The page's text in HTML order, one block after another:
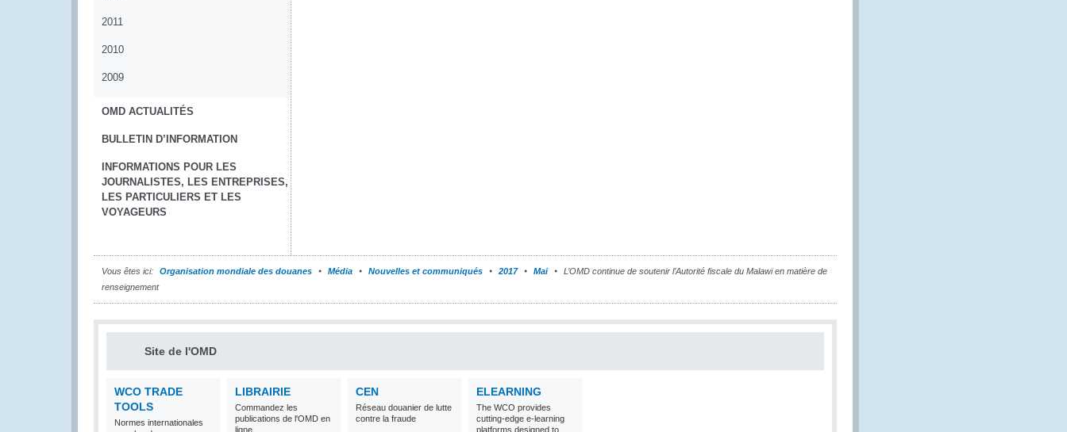
2011
2010
2009
OMD ACTUALITÉS
BULLETIN D’INFORMATION
INFORMATIONS POUR LES
JOURNALISTES, LES ENTREPRISES,
LES PARTICULIERS ET LES
VOYAGEURS
Vous êtes ici: Organisation mondiale des douanes Média Nouvelles et communiqués 2017 Mai
L’OMD continue de soutenir l’Autorité fiscale du Malawi en matière de
renseignement
Site de l'OMD
WCO TRADE
TOOLS
Normes internationales
LIBRAIRIE
Commandez les
publications de l'OMD en
ligne
CEN
Réseau douanier de lutte
contre la fraude
ELEARNING
The WCO provides
cutting-edge e-learning
platforms designed to